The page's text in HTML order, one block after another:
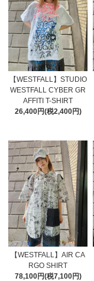
【WESTFALL】STUDIO
WESTFALL CYBER GR
AFFITI T-SHIRT
26,400円(税2,400円)
【WESTFALL】AIR CA
RGO SHIRT
78,100円(税7,100円)